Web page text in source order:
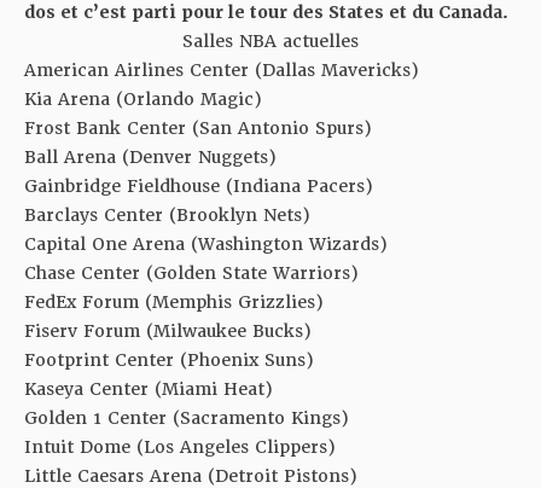
dos et c’est parti pour le tour des States et du Canada.
Salles NBA actuelles
American Airlines Center (Dallas Mavericks)
Kia Arena (Orlando Magic)
Frost Bank Center (San Antonio Spurs)
Ball Arena (Denver Nuggets)
Gainbridge Fieldhouse (Indiana Pacers)
Barclays Center (Brooklyn Nets)
Capital One Arena (Washington Wizards)
Chase Center (Golden State Warriors)
FedEx Forum (Memphis Grizzlies)
Fiserv Forum (Milwaukee Bucks)
Footprint Center (Phoenix Suns)
Kaseya Center (Miami Heat)
Golden 1 Center (Sacramento Kings)
Intuit Dome (Los Angeles Clippers)
Little Caesars Arena (Detroit Pistons)